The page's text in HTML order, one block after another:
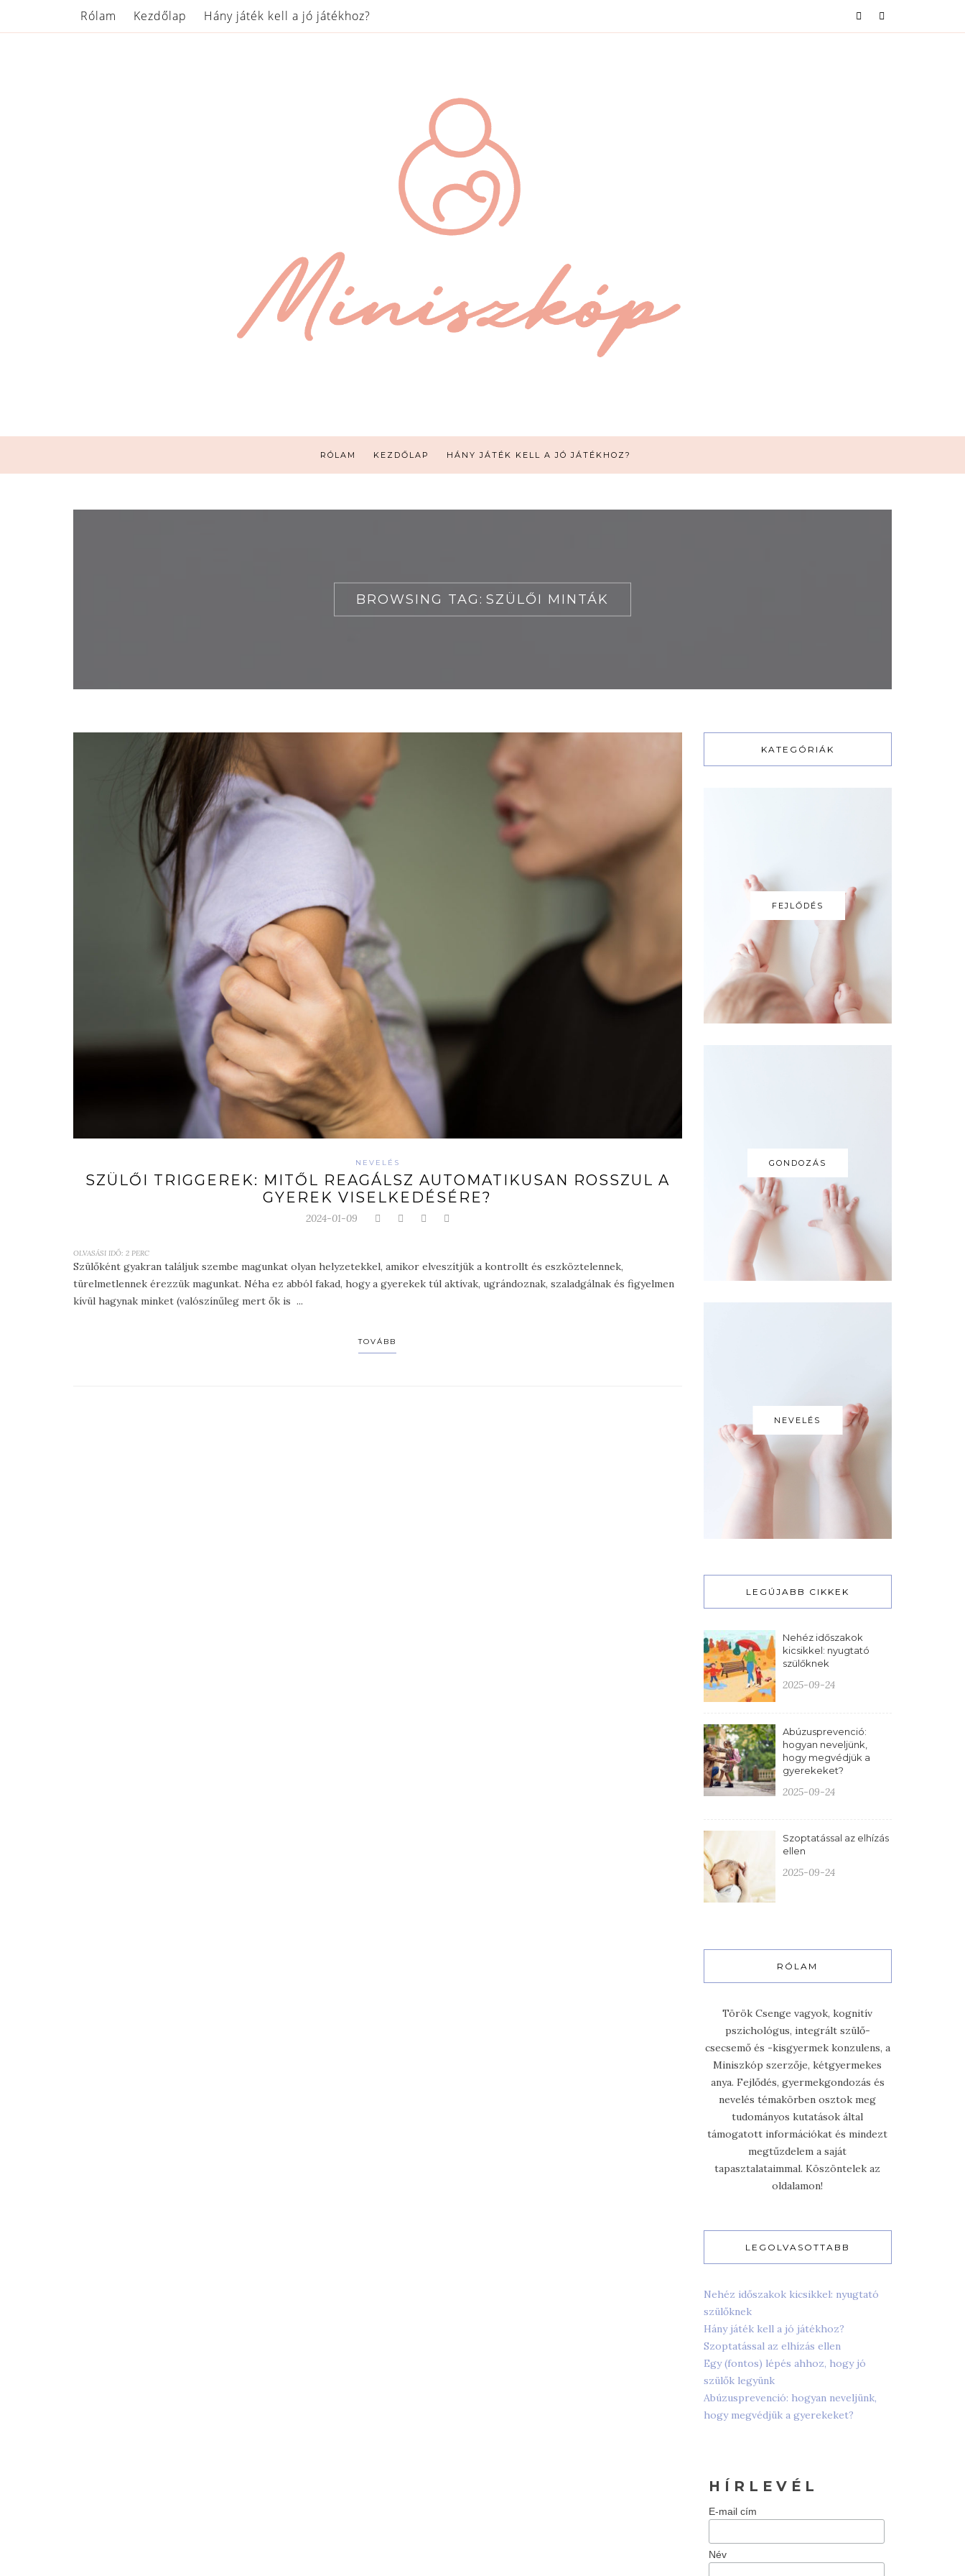
Rólam Kezdőlap Hány játék kell a jó játékhoz?
RÓLAM KEZDŐLAP HÁNY JÁTÉK KELL A JÓ JÁTÉKHOZ?
BROWSING TAG: SZÜLŐI MINTÁK
NEVELÉS
SZÜLŐI TRIGGEREK: MITŐL REAGÁLSZ AUTOMATIKUSAN ROSSZUL A
GYEREK VISELKEDÉSÉRE?
2024-01-09
OLVASÁSI IDŐ: 2 PERC
Szülőként gyakran találjuk szembe magunkat olyan helyzetekkel, amikor elveszítjük a kontrollt és eszköztelennek,
türelmetlennek érezzük magunkat. Néha ez abból fakad, hogy a gyerekek túl aktívak, ugrándoznak, szaladgálnak és figyelmen
kívül hagynak minket (valószínűleg mert ők is ...
TOVÁBB
KATEGÓRIÁK
FEJLŐDÉS
GONDOZÁS
NEVELÉS
LEGÚJABB CIKKEK
Nehéz időszakok
kicsikkel: nyugtató
szülőknek
2025-09-24
Abúzusprevenció:
hogyan neveljünk,
hogy megvédjük a
gyerekeket?
2025-09-24
Szoptatással az elhízás
ellen
2025-09-24
RÓLAM
Török Csenge vagyok, kognitív
pszichológus, integrált szülő-
csecsemő és -kisgyermek konzulens, a
Miniszkóp szerzője, kétgyermekes
anya. Fejlődés, gyermekgondozás és
nevelés témakörben osztok meg
tudományos kutatások által
támogatott információkat és mindezt
megtűzdelem a saját
tapasztalataimmal. Köszöntelek az
oldalamon!
LEGOLVASOTTABB
Nehéz időszakok kicsikkel: nyugtató
szülőknek
Hány játék kell a jó játékhoz?
Szoptatással az elhízás ellen
Egy (fontos) lépés ahhoz, hogy jó
szülők legyünk
Abúzusprevenció: hogyan neveljünk,
hogy megvédjük a gyerekeket?
H Í R L E V É L
E-mail cím
Név